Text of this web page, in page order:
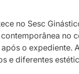
no Sesc
no
o expediente.
e diferentes